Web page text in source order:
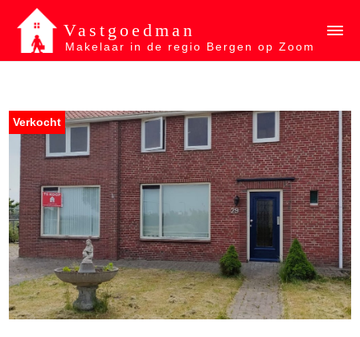
Vastgoedman
Makelaar in de regio Bergen op Zoom
Verkocht